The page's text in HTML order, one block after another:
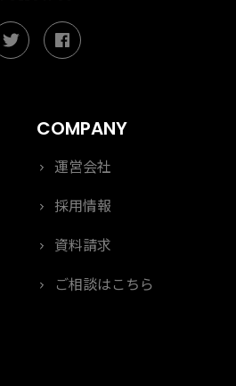
運営会社
採用情報
資料請求
ご相談はこちら